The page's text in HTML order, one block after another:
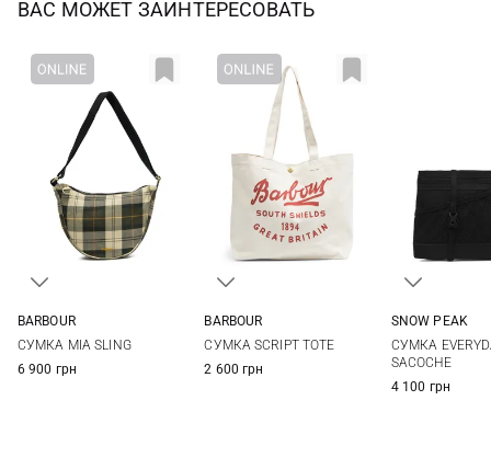
ВАС МОЖЕТ ЗАИНТЕРЕСОВАТЬ
BARBOUR
СУМКА MIA SLING
6 900 грн
BARBOUR
СУМКА SCRIPT TOTE
2 600 грн
SNOW PEAK
СУМКА
SACOCHE
4 100 грн